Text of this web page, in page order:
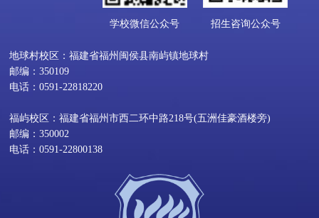
学校微信公众号 招生咨询公众号
地球村校区：福建省福州闽侯县南屿镇地球村
邮编：350109
电话：0591-22818220
福屿校区：福建省福州市西二环中路218号(五洲佳豪酒楼旁)
邮编：350002
电话：0591-22800138